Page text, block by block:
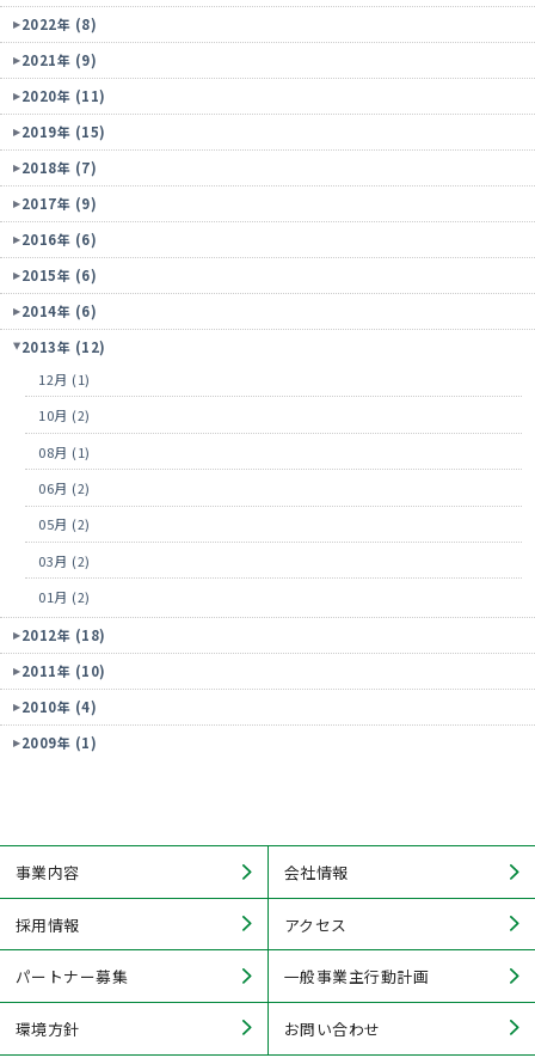
2022年 (8)
2021年 (9)
2020年 (11)
2019年 (15)
2018年 (7)
2017年 (9)
2016年 (6)
2015年 (6)
2014年 (6)
2013年 (12)
12月 (1)
10月 (2)
08月 (1)
06月 (2)
05月 (2)
03月 (2)
01月 (2)
2012年 (18)
2011年 (10)
2010年 (4)
2009年 (1)
事業内容 会社情報
採用情報 アクセス
パートナー募集 一般事業主行動計画
環境方針 お問い合わせ